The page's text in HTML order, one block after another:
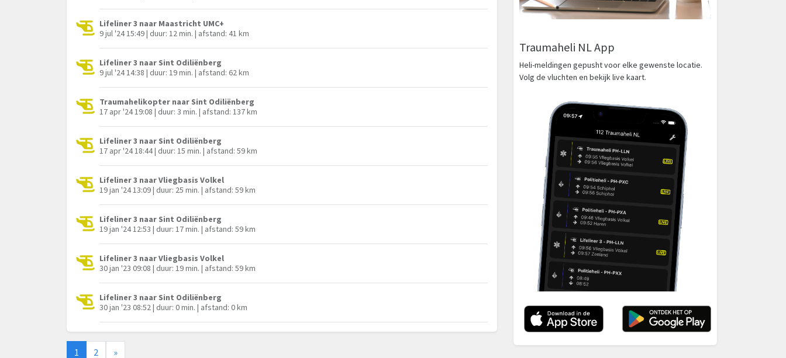
Lifeliner 3 naar Maastricht UMC+
9 jul '24 15:49 | duur: 12 min. | afstand: 41 km
Lifeliner 3 naar Sint Odiliënberg
9 jul '24 14:38 | duur: 19 min. | afstand: 62 km
Traumahelikopter naar Sint Odiliënberg
17 apr '24 19:08 | duur: 3 min. | afstand: 137 km
Lifeliner 3 naar Sint Odiliënberg
17 apr '24 18:44 | duur: 15 min. | afstand: 59 km
Lifeliner 3 naar Vliegbasis Volkel
19 jan '24 13:09 | duur: 25 min. | afstand: 59 km
Lifeliner 3 naar Sint Odiliënberg
19 jan '24 12:53 | duur: 17 min. | afstand: 59 km
Lifeliner 3 naar Vliegbasis Volkel
30 jan '23 09:08 | duur: 19 min. | afstand: 59 km
Lifeliner 3 naar Sint Odiliënberg
30 jan '23 08:52 | duur: 0 min. | afstand: 0 km
1 2 »
Traumaheli NL App
Heli-meldingen gepusht voor elke gewenste locatie.
Volg de vluchten en bekijk live kaart.